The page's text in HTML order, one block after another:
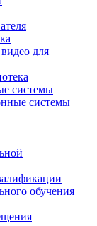
для
системы
системы
обучения